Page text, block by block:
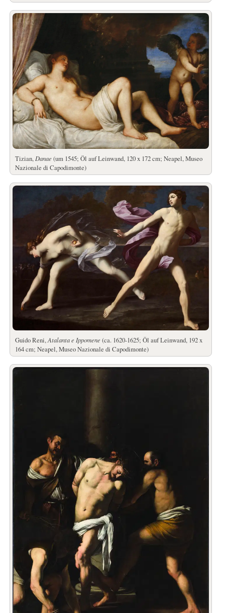
Tizian, Danae (um 1545; Öl auf Leinwand, 120 x 172 cm; Neapel, Museo
Nazionale di Capodimonte)
Guido Reni,Atalanta e Ippomene (ca. 1620-1625; Öl auf Leinwand, 192 x
164 cm; Neapel, Museo Nazionale di Capodimonte)